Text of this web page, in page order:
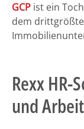
GCP ist ein
dem
Rexx
und